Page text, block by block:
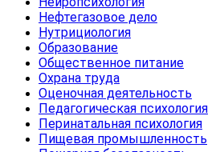
Нефтегазовое дело
Нутрициология
Образование
Общественное питание
Охрана труда
Оценочная деятельность
Педагогическая психология
Перинатальная психология
Пищевая промышленность